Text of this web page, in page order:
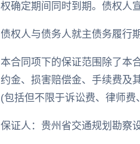
权确定期间同时到期。债权人
债权人与债务人就主债务履行
本合同项下的保证范围除了本
约金、损害赔偿金、手续费及
(包括但不限于诉讼费、律师费
保证人：贵州省交通规划勘察